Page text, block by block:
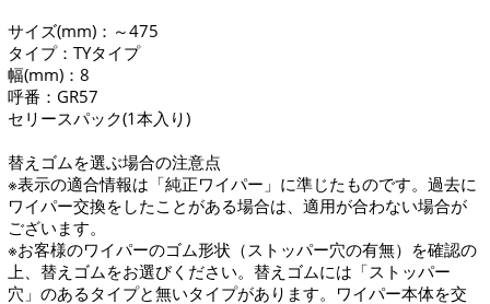
サイズ(mm)：～475
タイプ：TYタイプ
幅(mm)：8
呼番：GR57
セリースパック(1本入り)
替えゴムを選ぶ場合の注意点
※表示の適合情報は「純正ワイパー」に準じたものです。過去に
ワイパー交換をしたことがある場合は、適用が合わない場合が
ございます。
※お客様のワイパーのゴム形状（ストッパー穴の有無）を確認の
上、替えゴムをお選びください。替えゴムには「ストッパー
穴」のあるタイプと無いタイプがあります。ワイパー本体を交